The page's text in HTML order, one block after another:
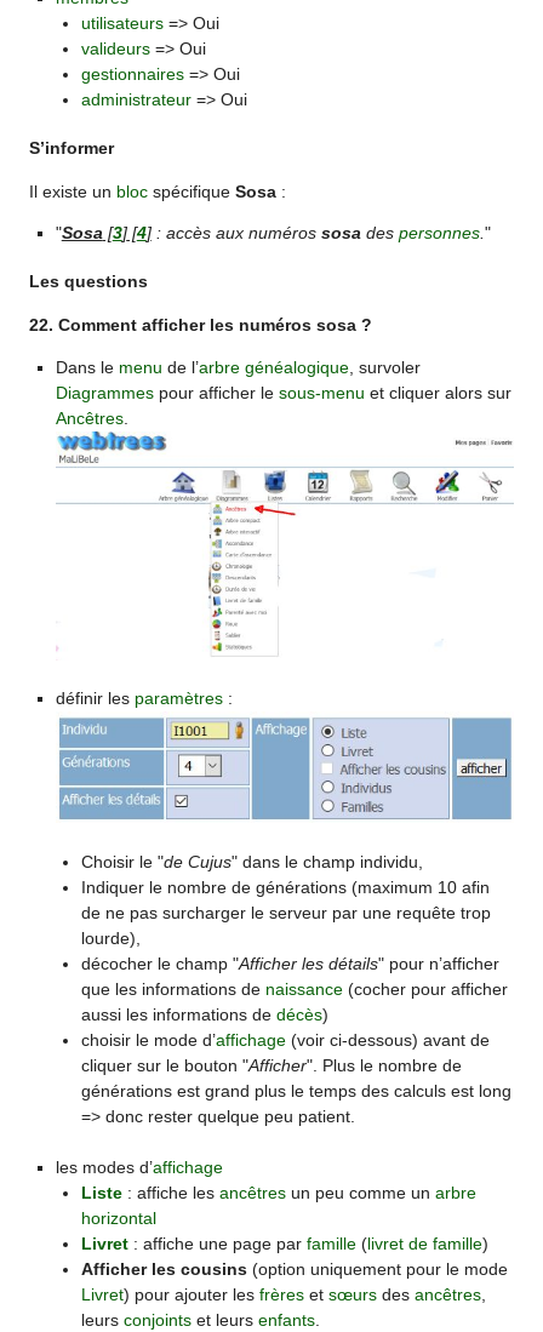
utilisateurs => Oui
valideurs => Oui
gestionnaires => Oui
administrateur => Oui
S’informer
Il existe un bloc spécifiqueSosa :
"Sosa[3][4]: accès aux numéros sosades personnes."
Les questions
22. Comment afficher les numéros sosa ?
Dans le menu de l’arbre généalogique, survoler
Diagrammespour afficher le sous-menu et cliquer alors sur
Ancêtres.
définir les paramètres:
Choisir le "de Cujus" dans le champ individu,
Indiquer le nombre de générations (maximum 10 afin
de ne pas surcharger le serveur par une requête trop
lourde),
décocher le champ "Afficher les détails" pour n’afficher
que les informations de naissance (cocher pour afficher
aussi les informations dedécès)
choisir le mode d’affichage (voir ci-dessous) avant de
cliquer sur le bouton "Afficher". Plus le nombre de
générations est grand plus le temps des calculs est long
=> donc rester quelque peu patient.
les modes d’affichage
Liste : affiche lesancêtres un peu comme unarbre
horizontal
Livret : affiche une page parfamille (livret de famille)
Afficher les cousins (option uniquement pour le mode
Livret) pour ajouter lesfrères etsœurs desancêtres,
leursconjoints et leursenfants.